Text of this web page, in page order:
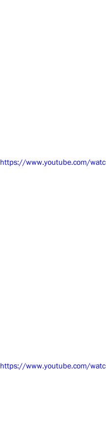
https://www.youtube.com/
https://www.youtube.com/